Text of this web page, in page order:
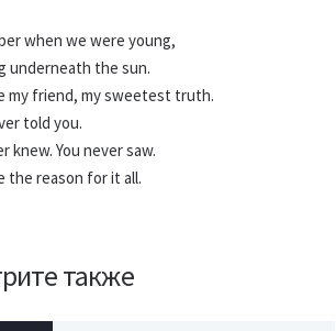
when we were young,
underneath the sun.
my friend, my sweetest truth.
told you.
knew. You never saw.
the reason for it all.
также